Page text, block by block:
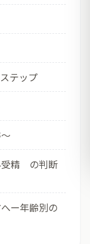
テップ
精 の判断
ー年齢別の